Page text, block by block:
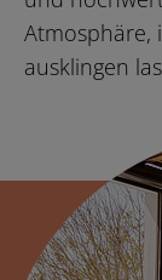
Atmosphäre,
ausklingen